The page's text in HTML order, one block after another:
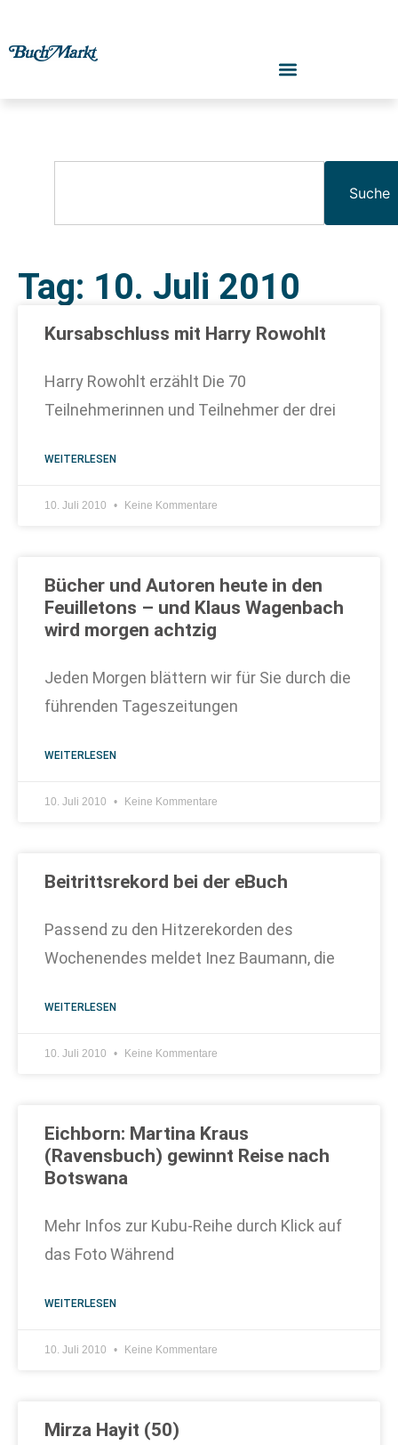
Suche
Tag: 10. Juli 2010
Kursabschluss mit Harry Rowohlt
Harry Rowohlt erzählt Die 70
Teilnehmerinnen und Teilnehmer der drei
WEITERLESEN
10. Juli 2010 Keine Kommentare
Bücher und Autoren heute in den
Feuilletons – und Klaus Wagenbach
wird morgen achtzig
Jeden Morgen blättern wir für Sie durch die
führenden Tageszeitungen
WEITERLESEN
10. Juli 2010 Keine Kommentare
Beitrittsrekord bei der eBuch
Passend zu den Hitzerekorden des
Wochenendes meldet Inez Baumann, die
WEITERLESEN
10. Juli 2010 Keine Kommentare
Eichborn: Martina Kraus
(Ravensbuch) gewinnt Reise nach
Botswana
Mehr Infos zur Kubu-Reihe durch Klick auf
das Foto Während
WEITERLESEN
10. Juli 2010 Keine Kommentare
Mirza Hayit (50)